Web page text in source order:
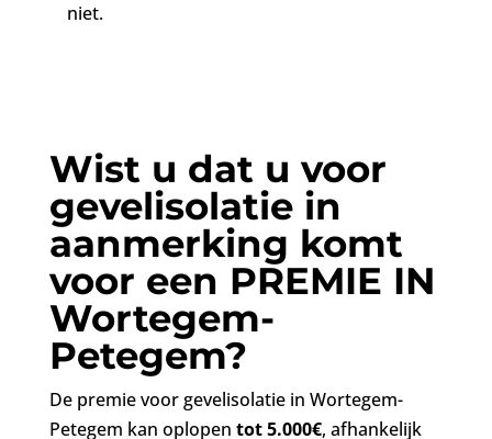
niet.
Wist u dat u voor
gevelisolatie in
aanmerking komt
voor een PREMIE IN
Wortegem-
Petegem?
De premie voor gevelisolatie in Wortegem-
Petegem kan oplopen tot 5.000€, afhankelijk